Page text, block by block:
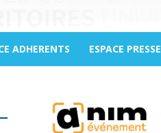
ADHERENTS ESPACE PRESSE